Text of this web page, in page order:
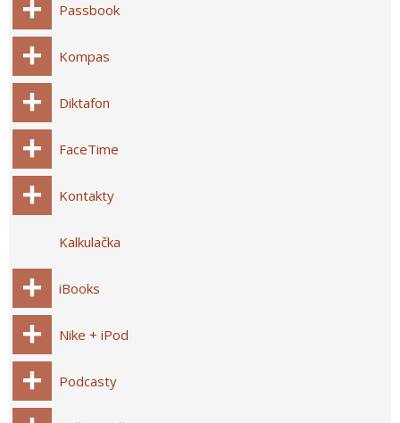
Passbook
Kompas
Diktafon
FaceTime
Kontakty
Kalkulačka
iBooks
Nike + iPod
Podcasty